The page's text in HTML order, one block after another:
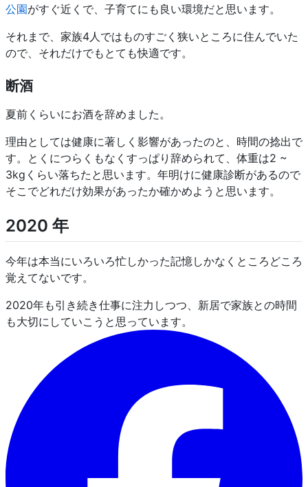
公園がすぐ近くで、子育てにも良い環境だと思います。
それまで、家族4人ではものすごく狭いところに住んでいた
ので、それだけでもとても快適です。
断酒
夏前くらいにお酒を辞めました。
理由としては健康に著しく影響があったのと、時間の捻出で
す。とくにつらくもなくすっぱり辞められて、体重は2 ~
3kgくらい落ちたと思います。年明けに健康診断があるので
そこでどれだけ効果があったか確かめようと思います。
2020 年
今年は本当にいろいろ忙しかった記憶しかなくところどころ
覚えてないです。
2020年も引き続き仕事に注力しつつ、新居で家族との時間
も大切にしていこうと思っています。